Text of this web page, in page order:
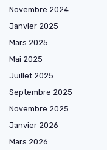
Novembre 2024
Janvier 2025
Mars 2025
Mai 2025
Juillet 2025
Septembre 2025
Novembre 2025
Janvier 2026
Mars 2026